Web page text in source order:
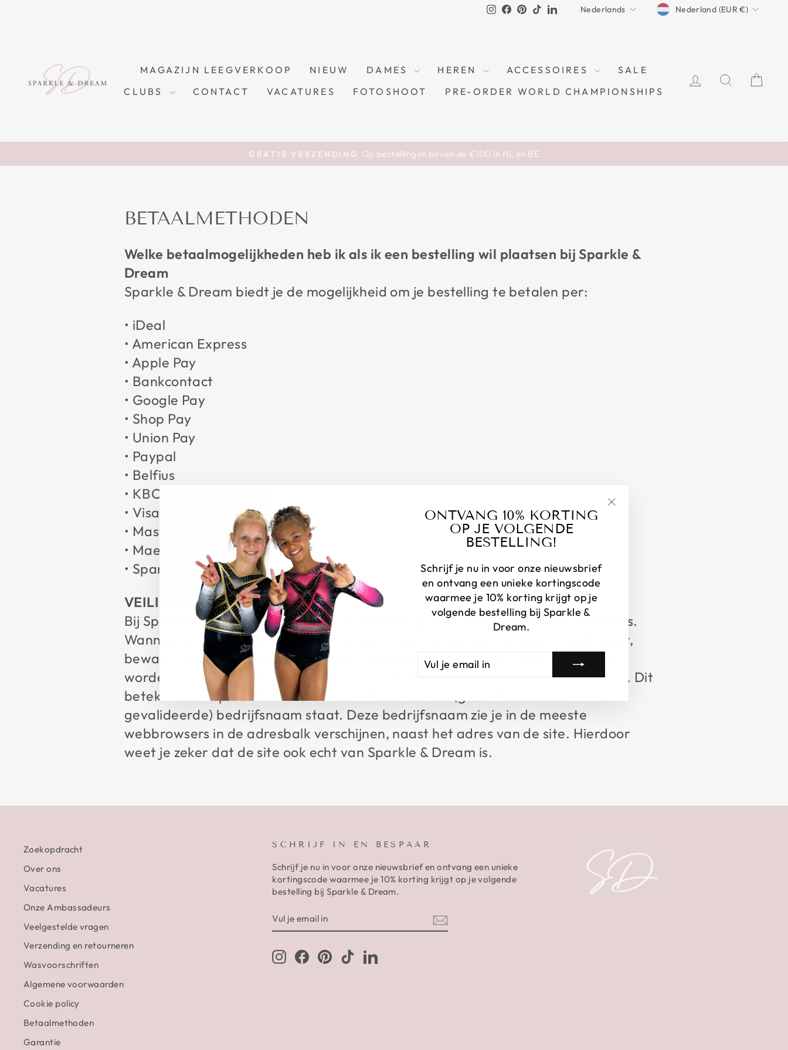
Instagram
Facebook
Pinterest
TikTokLinkedInLANGUAGE
Nederlands CURRENCY
Nederland (EUR €)
MAGAZIJN LEEGVERKOOP NIEUW DAMES HEREN ACCESSOIRES
SALE
CLUBS
CONTACT VACATURES FOTOSHOOT PRE-ORDER WORLD CHAMPIONSHIPS
LOG INZOEKEN
Pause
GRATIS VERZENDING Op bestellingen boven de €100 in NL en BE
ONTVANG 10% KORTING
OP JE VOLGENDE
BESTELLING!
Schrijf je nu in voor onze nieuwsbrief
en ontvang een unieke kortingscode
waarmee je 10% korting krijgt op je
volgende bestelling bij Sparkle &
Dream.
JE
EMAIL
BETAALMETHODEN
Welke betaalmogelijkheden heb ik als ik een bestelling wil plaatsen bij Sparkle &
Dream
Sparkle & Dream biedt je de mogelijkheid om je bestelling te betalen per:
• iDeal
• American Express
• Apple Pay
• Bankcontact
• Google Pay
• Shop Pay
• Union Pay
• Paypal
• Belfius
• KBC/CBC
• Visa
• Mastercard
• Maestro
• Sparkle & Dream cadeaukaart
VEILIG BETALEN
Bij Sparkle & Dream gaan we uiterst zorgvuldig om met je persoonlijke gegevens.
Wanneer je een bestelling plaatst en jouw Sparkle & Dream account raadpleegt,
bewaren wij deze gegevens op door firewalls beschermde servers. Gegevens
worden verstuurd met een zogenaamd ‘extended-gevalideerd SSL-certificaat’. Dit
betekent dat op een elektronisch certificaat ook de (gecontroleerde en
gevalideerde) bedrijfsnaam staat. Deze bedrijfsnaam zie je in de meeste
webbrowsers in de adresbalk verschijnen, naast het adres van de site. Hierdoor
weet je zeker dat de site ook echt van Sparkle & Dream is.
Zoekopdracht
Over ons
Vacatures
Onze Ambassadeurs
Veelgestelde vragen
Verzending en retourneren
Wasvoorschriften
Algemene voorwaarden
Cookie policy
Betaalmethoden
Garantie
SCHRIJF IN EN BESPAAR
Schrijf je nu in voor onze nieuwsbrief en ontvang een unieke
kortingscode waarmee je 10% korting krijgt op je volgende
bestelling bij Sparkle & Dream.
JE
EMAIL
InstagramFacebookPinterestTikTokLinkedIn